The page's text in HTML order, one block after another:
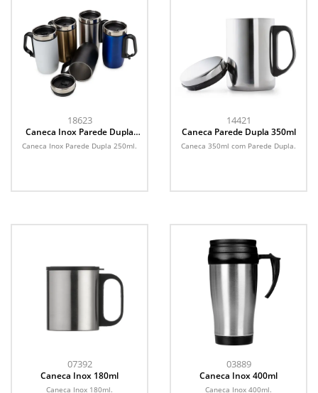
18623
Caneca Inox Parede Dupla
250ml
Caneca Inox Parede Dupla 250ml.
14421
Caneca Parede Dupla 350ml
Caneca 350ml com Parede Dupla.
07392
Caneca Inox 180ml
Caneca Inox 180ml.
03889
Caneca Inox 400ml
Caneca Inox 400ml.